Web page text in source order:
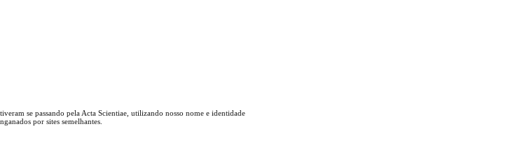
se passando pela Acta Scientiae, utilizando nosso nome e identidade
por sites semelhantes.